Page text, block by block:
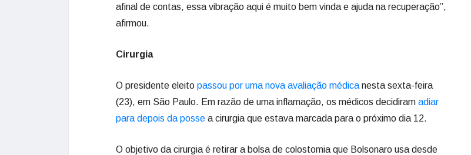
afinal de contas, essa vibração aqui é muito bem vinda e ajuda na recuperação”,
afirmou.
Cirurgia
O presidente eleito passou por uma nova avaliação médica nesta sexta-feira
(23), em São Paulo. Em razão de uma inflamação, os médicos decidiram adiar
para depois da posse a cirurgia que estava marcada para o próximo dia 12.
O objetivo da cirurgia é retirar a bolsa de colostomia que Bolsonaro usa desde